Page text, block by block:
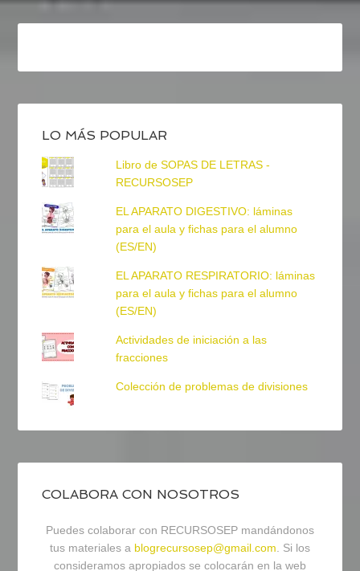
LO MÁS POPULAR
Libro de SOPAS DE LETRAS -
RECURSOSEP
EL APARATO DIGESTIVO: láminas
para el aula y fichas para el alumno
(ES/EN)
EL APARATO RESPIRATORIO: láminas
para el aula y fichas para el alumno
(ES/EN)
Actividades de iniciación a las
fracciones
Colección de problemas de divisiones
COLABORA CON NOSOTROS
Puedes colaborar con RECURSOSEP mandándonos
tus materiales a blogrecursosep@gmail.com. Si los
consideramos apropiados se colocarán en la web